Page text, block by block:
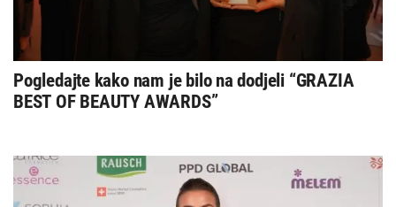
Pogledajte kako nam je bilo na dodjeli “GRAZIA
BEST OF BEAUTY AWARDS”